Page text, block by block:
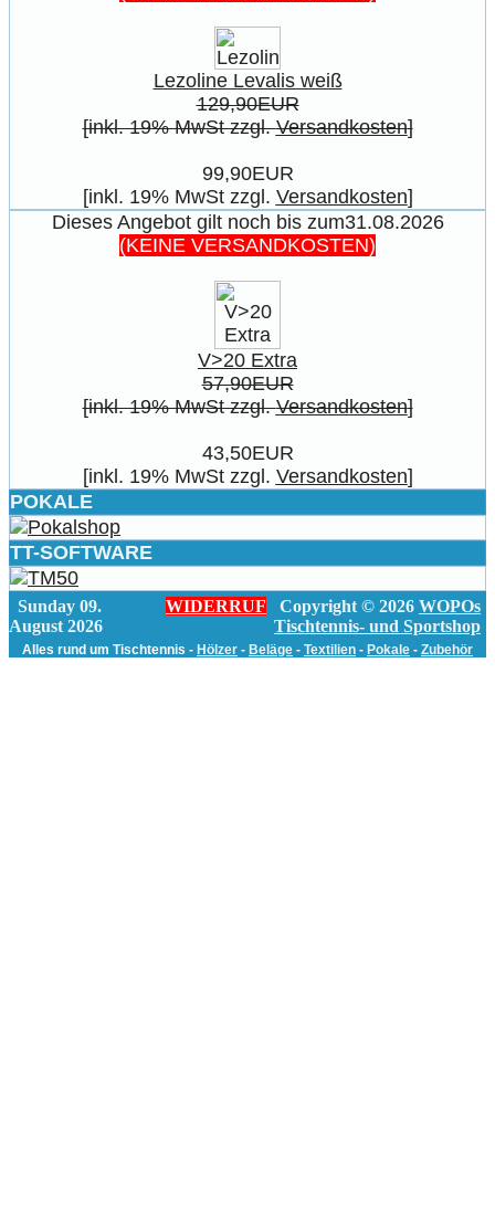
Lezoline Levalis weiß
129,90EUR
[inkl. 19% MwSt zzgl.Versandkosten]
99,90EUR
[inkl. 19% MwSt zzgl. Versandkosten]
Dieses Angebot gilt noch bis zum31.08.2026
(KEINE VERSANDKOSTEN)
V>20 Extra
57,90EUR
[inkl. 19% MwSt zzgl.Versandkosten]
43,50EUR
[inkl. 19% MwSt zzgl. Versandkosten]
POKALE
TT-SOFTWARE
Sunday 09.
August 2026
WIDERRUF Copyright © 2026 WOPOs
Tischtennis- und Sportshop
Alles rund um Tischtennis - Hölzer - Beläge - Textilien - Pokale - Zubehör